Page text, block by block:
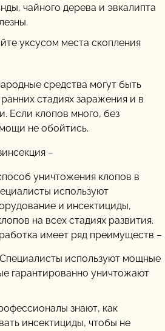
чайного дерева и эвкалипта
уксусом места скопления
средства могут быть
стадиях заражения и в
Если клопов много, без
не обойтись.
−
уничтожения клопов в
используют
и инсектициды,
на всех стадиях развития.
имеет ряд преимуществ −
используют мощные
гарантированно уничтожают
знают, как
инсектициды, чтобы не